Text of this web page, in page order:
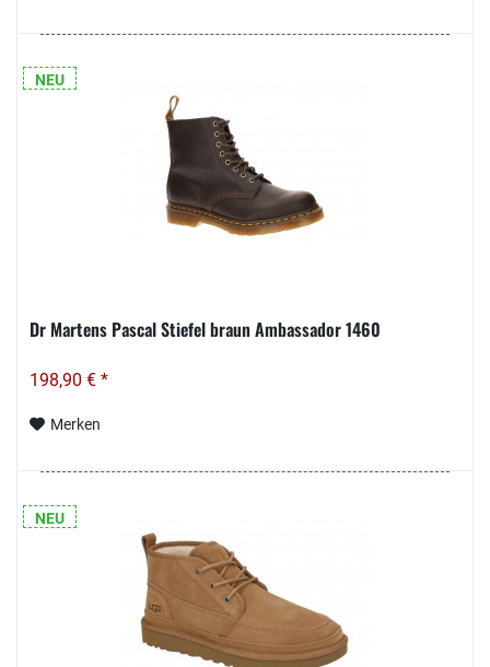
NEU
Dr Martens Pascal Stiefel braun Ambassador 1460
198,90 € *
Merken
NEU